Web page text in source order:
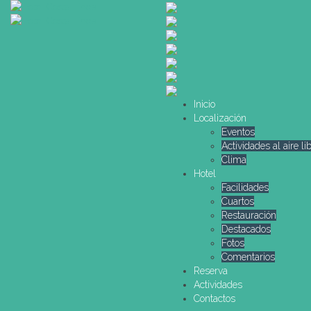
Inicio
Localización
Eventos
Actividades al aire
Clima
Hotel
Facilidades
Cuartos
Restauración
Destacados
Fotos
Comentarios
Reserva
Actividades
Contactos